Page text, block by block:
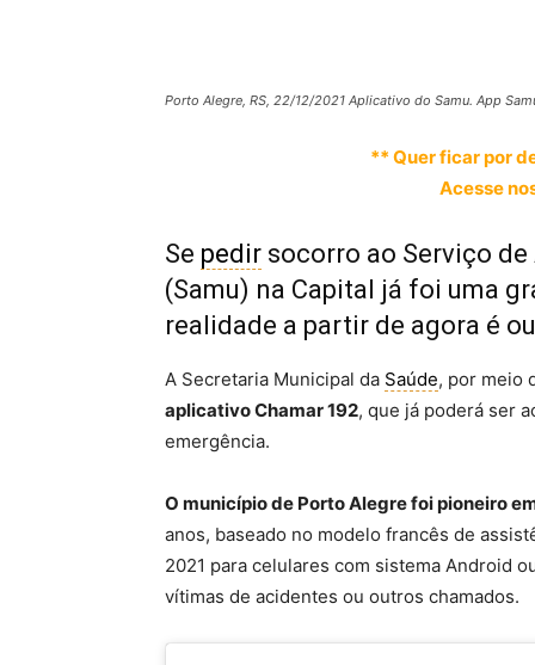
Porto Alegre, RS, 22/12/2021 Aplicativo do Samu. App
** Quer ficar por
Acesse
Se pedir socorro ao Serviço
(Samu) na Capital já foi uma
realidade a partir de agora é
A Secretaria Municipal da Saúde, por meio
aplicativo Chamar 192, que já poderá ser
emergência.
O município de Porto Alegre foi pioneiro
anos, baseado no modelo francês de
2021 para celulares com sistema Android
vítimas de acidentes ou outros chamados.